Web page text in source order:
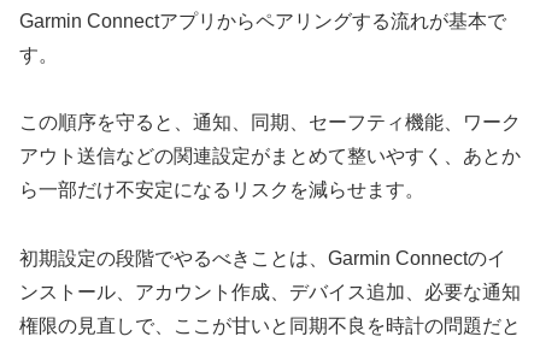
Garmin Connectアプリからペアリングする流れが基本で
す。
この順序を守ると、通知、同期、セーフティ機能、ワーク
アウト送信などの関連設定がまとめて整いやすく、あとか
ら一部だけ不安定になるリスクを減らせます。
初期設定の段階でやるべきことは、Garmin Connectのイ
ンストール、アカウント作成、デバイス追加、必要な通知
権限の見直しで、ここが甘いと同期不良を時計の問題だと